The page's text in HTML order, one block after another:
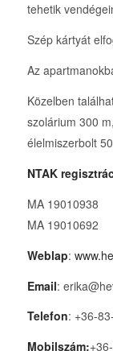
tehetik
Szép kártyát
Az
Közelben
szolárium 300
élelmiszerbolt
NTAK
MA 19010938
MA 19010692
Weblap:
Email:
Telefon: +36-
Mobilszám: